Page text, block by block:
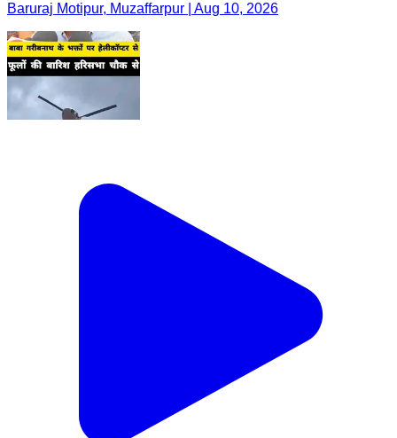
Baruraj Motipur, Muzaffarpur | Aug 10, 2026